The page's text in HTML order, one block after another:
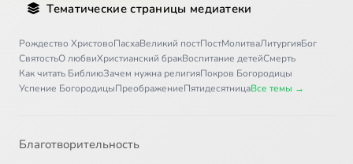
Тематические страницы медиатеки
Рождество ХристовоПасхаВеликий постПостМолитваЛитургияБог
СвятостьО любвиХристианский бракВоспитание детейСмерть
Как читать БиблиюЗачем нужна религияПокров Богородицы
Успение БогородицыПреображениеПятидесятницаВсе темы →
Благотворительность